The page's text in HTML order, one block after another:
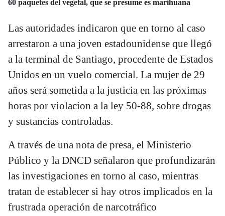
60 paquetes del vegetal, que se presume es marihuana
Las autoridades indicaron que en torno al caso
arrestaron a una joven estadounidense que llegó
a la terminal de Santiago, procedente de Estados
Unidos en un vuelo comercial. La mujer de 29
años será sometida a la justicia en las próximas
horas por violacion a la ley 50-88, sobre drogas
y sustancias controladas.
A través de una nota de presa, el Ministerio
Público y la DNCD señalaron que profundizarán
las investigaciones en torno al caso, mientras
tratan de establecer si hay otros implicados en la
frustrada operación de narcotráfico